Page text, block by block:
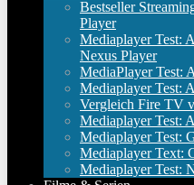
Bestseller
Player
Mediaplayer Test:
Nexus Player
MediaPlayer Test:
Mediaplayer Test:
Vergleich Fire TV
Mediaplayer Test:
Mediaplayer Test:
Mediaplayer Text:
Mediaplayer Test: